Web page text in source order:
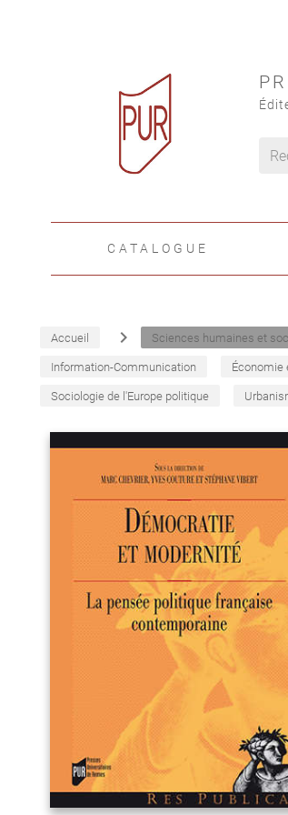
CATALOGUE
Accueil navigate_next Sciences humaines et
Information-Communication Économie
Sociologie de l'Europe politique